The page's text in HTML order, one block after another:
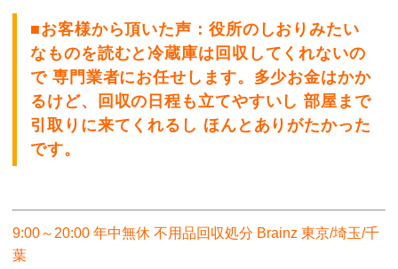
■お客様から頂いた声：役所のしおりみたい
なものを読むと冷蔵庫は回収してくれないの
で 専門業者にお任せします。多少お金はかか
るけど、回収の日程も立てやすいし 部屋まで
引取りに来てくれるし ほんとありがたかった
です。
9:00～20:00 年中無休 不用品回収処分 Brainz 東京/埼玉/千
葉